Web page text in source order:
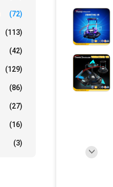
(72)
(113)
(42)
(129)
(86)
(27)
(16)
(3)